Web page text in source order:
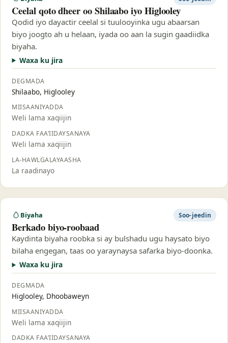
Ceelal qoto dheer oo Shilaabo iyo Higlooley
Qodid iyo dayactir ceelal si tuulooyinka ugu abaarsan
biyo joogto ah u helaan, iyada oo aan la sugin gaadiidka
biyaha.
Waxa ku jira
DEGMADA
Shilaabo, Higlooley
MIISAANIYADDA
Weli lama xaqiijin
DADKA FAA’IIDAYSANAYA
Weli lama xaqiijin
LA-HAWLGALAYAASHA
La raadinayo
Biyaha Soo-jeedin
Berkado biyo-roobaad
Kaydinta biyaha roobka si ay bulshadu ugu haysato biyo
bilaha engegan, taas oo yaraynaysa safarka biyo-doonka.
Waxa ku jira
DEGMADA
Higlooley, Dhoobaweyn
MIISAANIYADDA
Weli lama xaqiijin
DADKA FAA’IIDAYSANAYA